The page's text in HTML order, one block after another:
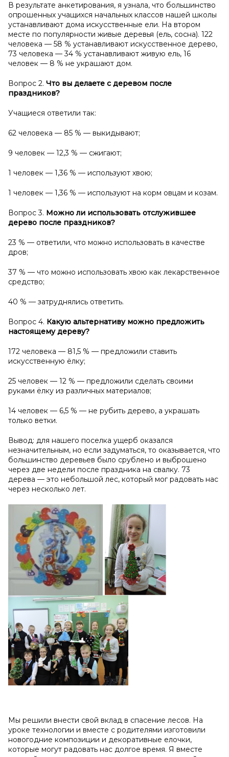
В результате анкетирования, я узнала, что большинство
опрошенных учащихся начальных классов нашей школы
устанавливают дома искусственные ели. На втором
месте по популярности живые деревья (ель, сосна). 122
человека — 58 % устанавливают искусственное дерево,
73 человека — 34 % устанавливают живую ель, 16
человек — 8 % не украшают дом.
Вопрос 2. Что вы делаете с деревом после
праздников?
Учащиеся ответили так:
62 человека — 85 % — выкидывают;
9 человек — 12,3 % — сжигают;
1 человек — 1,36 % — используют хвою;
1 человек — 1,36 % — используют на корм овцам и козам.
Вопрос 3. Можно ли использовать отслужившее
дерево после праздников?
23 % — ответили, что можно использовать в качестве
дров;
37 % — что можно использовать хвою как лекарственное
средство;
40 % — затруднялись ответить.
Вопрос 4. Какую альтернативу можно предложить
настоящему дереву?
172 человека — 81,5 % — предложили ставить
искусственную ёлку;
25 человек — 12 % — предложили сделать своими
руками ёлку из различных материалов;
14 человек — 6,5 % — не рубить дерево, а украшать
только ветки.
Вывод: для нашего поселка ущерб оказался
незначительным, но если задуматься, то оказывается, что
большинство деревьев было срублено и выброшено
через две недели после праздника на свалку. 73
дерева — это небольшой лес, который мог радовать нас
через несколько лет.
Мы решили внести свой вклад в спасение лесов. На
уроке технологии и вместе с родителями изготовили
новогодние композиции и декоративные елочки,
которые могут радовать нас долгое время. Я вместе